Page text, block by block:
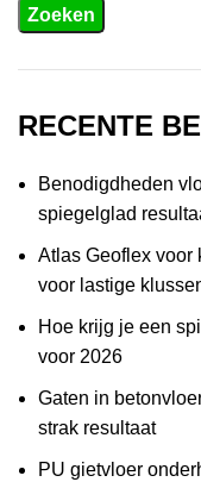
Zoeken
RECENTE
Benodigdheden
spiegelglad
Atlas Geoflex voor
voor lastige
Hoe krijg je een
voor 2026
Gaten in
strak resultaat
PU gietvloer